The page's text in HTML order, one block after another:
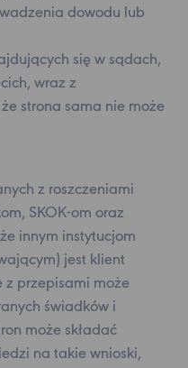
dowodu lub
się w sądach,
wraz z
strona sama nie może
z roszczeniami
SKOK-om oraz
innym instytucjom
jest klient
z przepisami może
świadków i
może składać
na takie wnioski,